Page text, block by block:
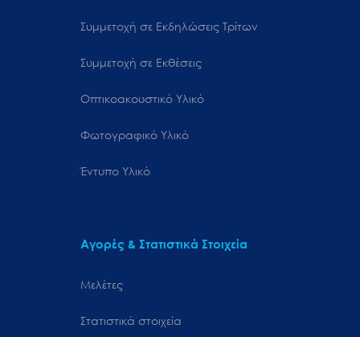
Συμμετοχή σε Εκδηλώσεις Τρίτων
Συμμετοχή σε Εκθέσεις
Οπτικοακουστικό Υλικό
Φωτογραφικό Υλικό
Έντυπο Υλικό
Αγορές & Στατιστικά Στοιχεία
Μελέτες
Στατιστικά στοιχεία